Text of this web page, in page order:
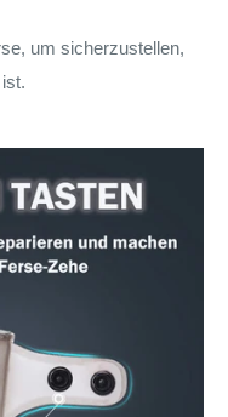
um sicherzustellen,